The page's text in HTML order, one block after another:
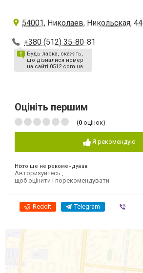
54001, Николаев, Никольская, 44
+380 (512) 35-80-81
Будь ласка, скажіть,
що дізналися номер
на сайті 0512.com.ua
Оцініть першим
(0 оцінок)
Я рекомендую
Ніхто ще не рекомендував
Авторизуйтесь
щоб оцінити і порекомендувати
Reddit Telegram